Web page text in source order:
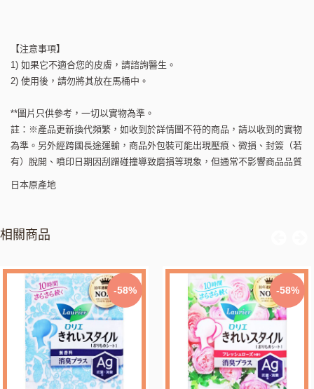
【注意事項】
1) 如果它不適合您的皮膚，請諮詢醫生。
2) 使用後，請勿將其放在馬桶中。
**圖片只供參考，一切以實物為準。
註：※產品更新換代頻繁，如收到於詳情圖不符的商品，請以收到的實物
為準。另外經跨國長途運輸，商品外包裝可能出現壓痕、微損、封簽（若
有）脫開、噴印日期因刮蹭碰撞導致磨損等現象，但通常不影響商品品質
日本原產地
相關商品
-58% -58%